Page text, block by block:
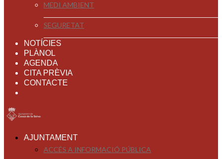
MEDI AMBIENT
SEGURETAT
NOTÍCIES
PLÀNOL
AGENDA
CITA PRÈVIA
CONTACTE
AJUNTAMENT
ACCÉS A INFORMACIÓ PÚBLICA